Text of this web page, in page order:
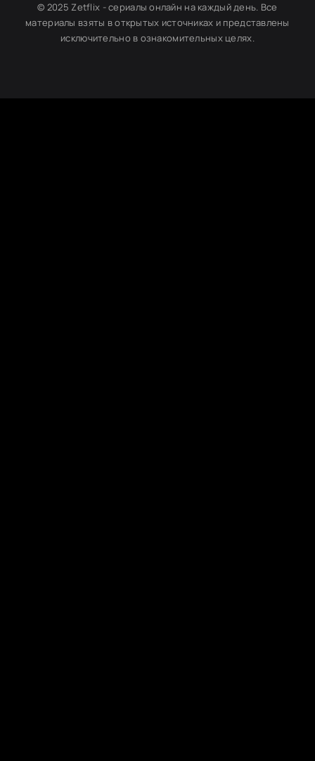
© 2025 Zetflix - сериалы онлайн на каждый день. Все
материалы взяты в открытых источниках и представлены
исключительно в ознакомительных целях.